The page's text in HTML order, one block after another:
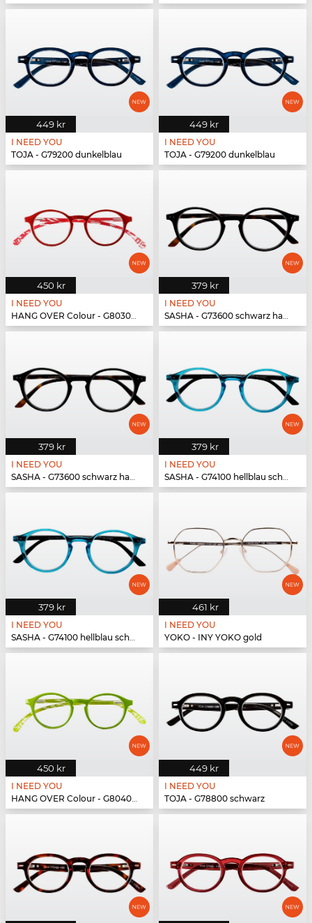
449 kr
I NEED YOU
TOJA - G79200 dunkelblau
449 kr
I NEED YOU
TOJA - G79200 dunkelblau
450 kr
I NEED YOU
HANG OVER Colour - G80300 rot
379 kr
I NEED YOU
SASHA - G73600 schwarz havanna
379 kr
I NEED YOU
SASHA - G73600 schwarz havanna
379 kr
I NEED YOU
SASHA - G74100 hellblau schwarz
379 kr
I NEED YOU
SASHA - G74100 hellblau schwarz
461 kr
I NEED YOU
YOKO - INY YOKO gold
450 kr
I NEED YOU
HANG OVER Colour - G80400 grün
449 kr
I NEED YOU
TOJA - G78800 schwarz